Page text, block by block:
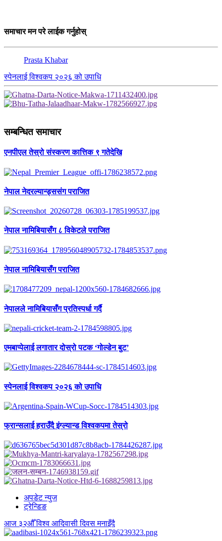
समाचार मन परे लाईक गर्नुहोस्
Prasta Khabar
स्पेनलाई विश्वकप २०२६ को उपाधि
सम्बन्धित समाचार
एनपीएल तेस्रो संस्करण कात्तिक ९ गतेदेखि
नेपाल नेदरल्यान्ड्ससंग पराजित
नेपाल नामिबियासँग ८ विकेटले पराजित
नेपाल नामिबियासँग पराजित
नेपालले नामिबियासँग प्रतिस्पर्धा गर्दै
एमबाप्पेलाई लगातार दोस्रो पटक ‘गोल्डेन बुट’
स्पेनलाई विश्वकप २०२६ को उपाधि
फ्रान्सलाई हराउँदै इंग्ल्यान्ड विश्वकपमा तेस्रो
अपडेट न्युज
ट्रेन्डिङ
आज ३२औँ विश्व आदिवासी दिवस मनाइँदै